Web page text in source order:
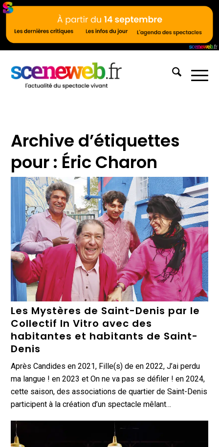
Archive d’étiquettes
pour : Éric Charon
Les Mystères de Saint-Denis par le
Collectif In Vitro avec des
habitantes et habitants de Saint-
Denis
Après Candides en 2021, Fille(s) de en 2022, J’ai perdu
ma langue ! en 2023 et On ne va pas se défiler ! en 2024,
cette saison, des associations de quartier de Saint-Denis
participent à la création d’un spectacle mêlant…